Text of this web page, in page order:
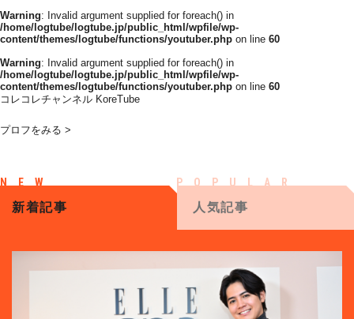
Warning: Invalid argument supplied for foreach() in
/home/logtube/logtube.jp/public_html/wpfile/wp-
content/themes/logtube/functions/youtuber.php on line 60
Warning: Invalid argument supplied for foreach() in
/home/logtube/logtube.jp/public_html/wpfile/wp-
content/themes/logtube/functions/youtuber.php on line 60
コレコレチャンネル KoreTube
プロフをみる >
新着記事 人気記事